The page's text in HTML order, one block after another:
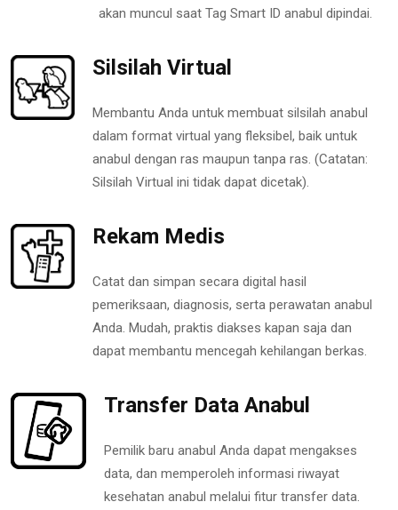
akan muncul saat Tag Smart ID anabul dipindai.
Silsilah Virtual
Membantu Anda untuk membuat silsilah anabul
dalam format virtual yang fleksibel, baik untuk
anabul dengan ras maupun tanpa ras. (Catatan:
Silsilah Virtual ini tidak dapat dicetak).
Rekam Medis
Catat dan simpan secara digital hasil
pemeriksaan, diagnosis, serta perawatan anabul
Anda. Mudah, praktis diakses kapan saja dan
dapat membantu mencegah kehilangan berkas.
Transfer Data Anabul
Pemilik baru anabul Anda dapat mengakses
data, dan memperoleh informasi riwayat
kesehatan anabul melalui fitur transfer data.